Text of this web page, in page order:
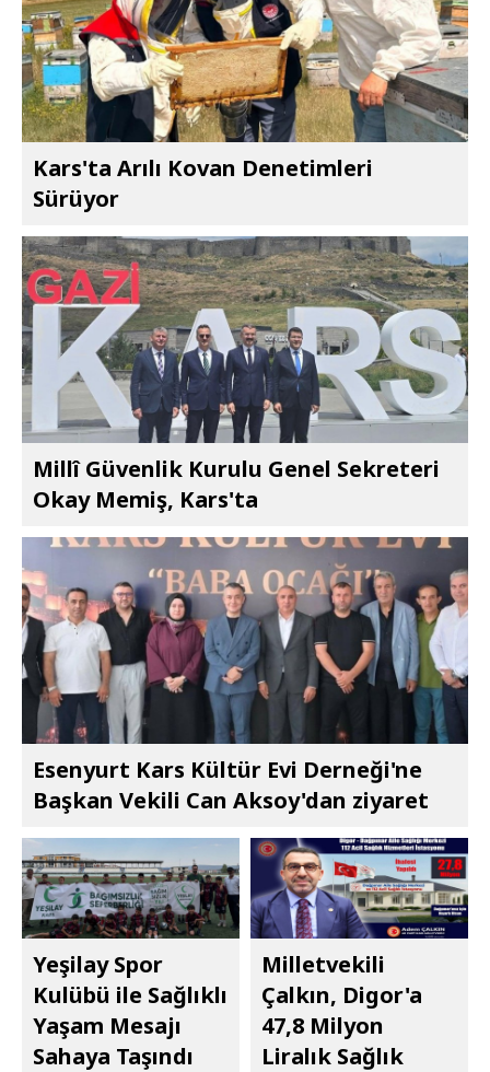
Kars'ta Arılı Kovan Denetimleri
Sürüyor
Millî Güvenlik Kurulu Genel Sekreteri
Okay Memiş, Kars'ta
Esenyurt Kars Kültür Evi Derneği'ne
Başkan Vekili Can Aksoy'dan ziyaret
Yeşilay Spor
Kulübü ile Sağlıklı
Yaşam Mesajı
Sahaya Taşındı
Milletvekili
Çalkın, Digor'a
47,8 Milyon
Liralık Sağlık